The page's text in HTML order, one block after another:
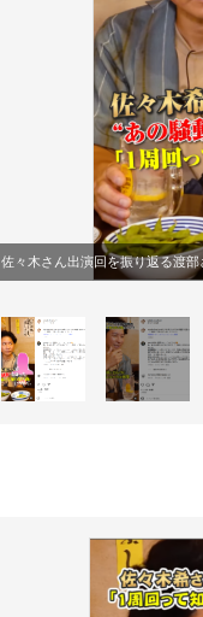
佐々木さん出演回を振り返る渡